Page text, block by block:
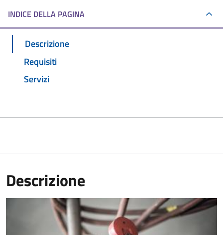
INDICE DELLA PAGINA
Descrizione
Requisiti
Servizi
Descrizione